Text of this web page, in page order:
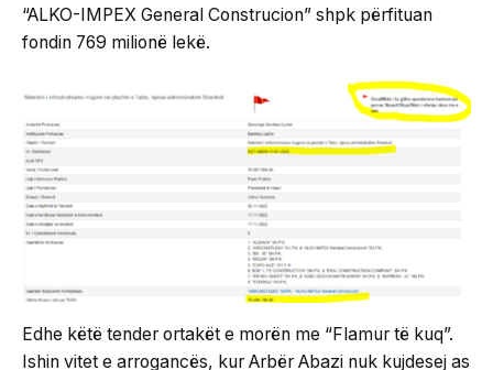
“ALKO-IMPEX General Construcion” shpk përfituan
fondin 769 milionë lekë.
Edhe këtë tender ortakët e morën me “Flamur të kuq”.
Ishin vitet e arrogancës, kur Arbër Abazi nuk kujdesej as